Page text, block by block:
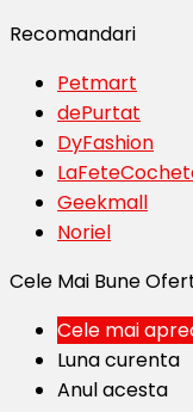
Recomandari
Petmart
dePurtat
DyFashion
Geekmall
Noriel
Cele Mai Bune
Cele mai
Luna curenta
Anul acesta